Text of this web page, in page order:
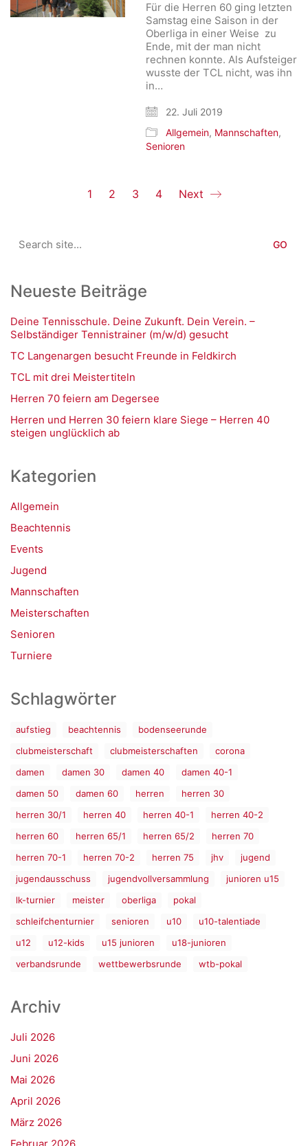
Für die Herren 60 ging letzten
Samstag eine Saison in der
Oberliga in einer Weise zu
Ende, mit der man nicht
rechnen konnte. Als Aufsteiger
wusste der TCL nicht, was ihn
in…
22. Juli 2019
Allgemein, Mannschaften,
Senioren
1 2 3 4 Next
for:
Neueste Beiträge
Deine Tennisschule. Deine Zukunft. Dein Verein. –
Selbständiger Tennistrainer (m/w/d) gesucht
TC Langenargen besucht Freunde in Feldkirch
TCL mit drei Meistertiteln
Herren 70 feiern am Degersee
Herren und Herren 30 feiern klare Siege – Herren 40
steigen unglücklich ab
Kategorien
Allgemein
Beachtennis
Events
Jugend
Mannschaften
Meisterschaften
Senioren
Turniere
Schlagwörter
aufstieg beachtennis
bodenseerunde
clubmeisterschaft
clubmeisterschaften
corona
damen
damen 30 damen 40
damen 40-1
damen 50
damen 60 herren
herren 30
herren 30/1
herren 40 herren 40-1
herren 40-2
herren 60
herren 65/1 herren 65/2
herren 70
herren 70-1
herren 70-2 herren 75 jhv
jugend
jugendausschuss
jugendvollversammlung
junioren u15
lk-turnier
meister oberliga
pokal
schleifchenturnier
senioren u10
u10-talentiade
u12
u12-kids u15 junioren
u18-junioren
verbandsrunde
wettbewerbsrunde wtb-pokal
Archiv
Juli 2026
Juni 2026
Mai 2026
April 2026
März 2026